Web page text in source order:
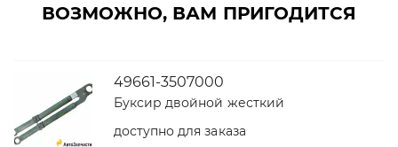
ВОЗМОЖНО, ВАМ ПРИГОДИТСЯ
49661-3507000
Буксир двойной жесткий
доступно для заказа